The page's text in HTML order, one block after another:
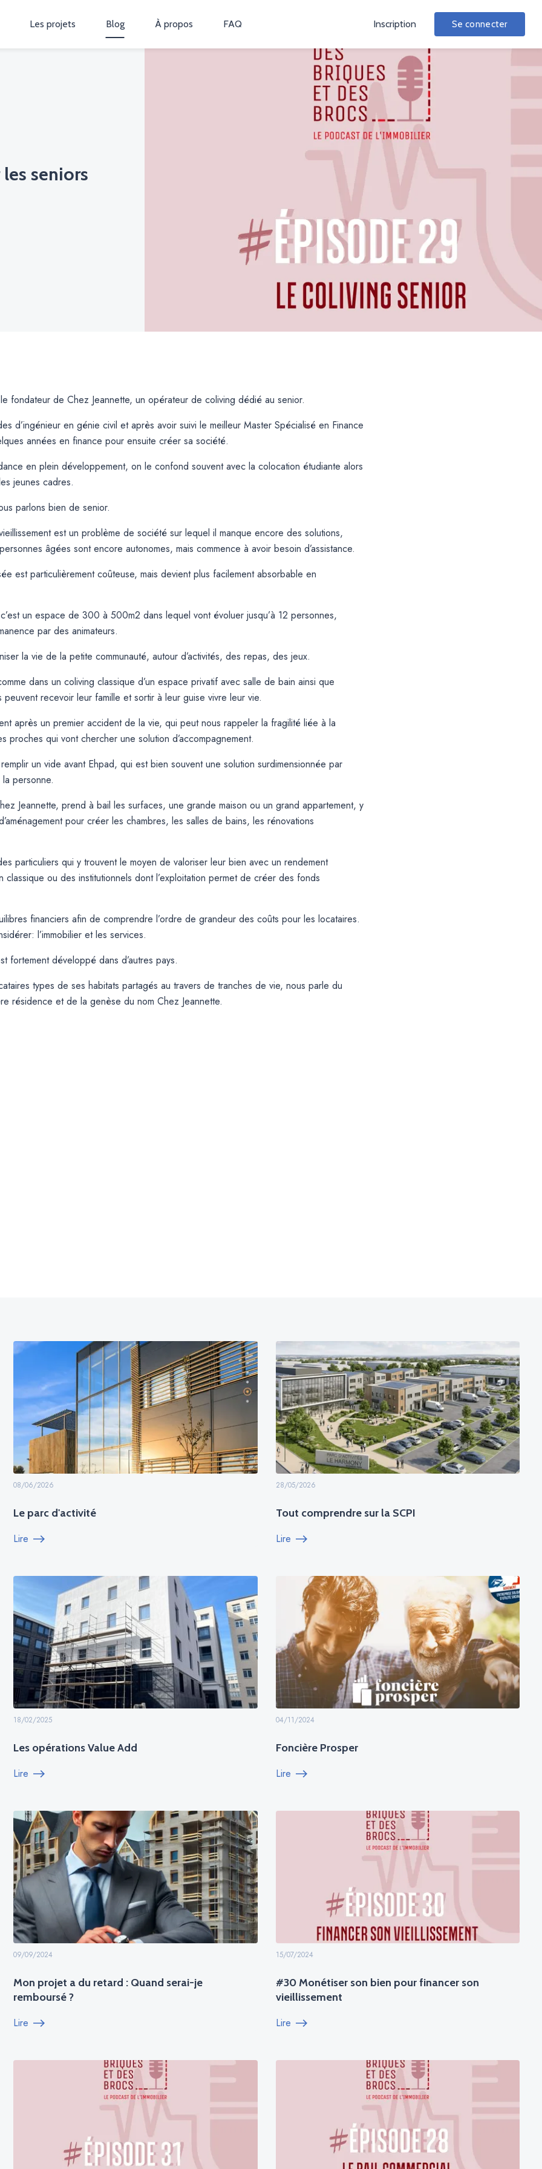
Les projets Blog À propos FAQ Inscription Se connecter
seniors
fondateur de Chez Jeannette, un opérateur de coliving dédié au senior.
d’ingénieur en génie civil et après avoir suivi le meilleur Master Spécialisé en Finance
années en finance pour ensuite créer sa société.
en plein développement, on le confond souvent avec la colocation étudiante alors
jeunes cadres.
parlons bien de senior.
est un problème de société sur lequel il manque encore des solutions,
âgées sont encore autonomes, mais commence à avoir besoin d’assistance.
est particulièrement coûteuse, mais devient plus facilement absorbable en
un espace de 300 à 500m2 dans lequel vont évoluer jusqu’à 12 personnes,
par des animateurs.
la vie de la petite communauté, autour d’activités, des repas, des jeux.
dans un coliving classique d’un espace privatif avec salle de bain ainsi que
peuvent recevoir leur famille et sortir à leur guise vivre leur vie.
après un premier accident de la vie, qui peut nous rappeler la fragilité liée à la
proches qui vont chercher une solution d’accompagnement.
un vide avant Ehpad, qui est bien souvent une solution surdimensionnée par
personne.
Jeannette, prend à bail les surfaces, une grande maison ou un grand appartement, y
pour créer les chambres, les salles de bains, les rénovations
particuliers qui y trouvent le moyen de valoriser leur bien avec un rendement
classique ou des institutionnels dont l’exploitation permet de créer des fonds
financiers afin de comprendre l’ordre de grandeur des coûts pour les locataires.
l’immobilier et les services.
fortement développé dans d’autres pays.
types de ses habitats partagés au travers de tranches de vie, nous parle du
résidence et de la genèse du nom Chez Jeannette.
08/06/2026
Le parc d'activité
Lire
28/05/2026
Tout comprendre sur la SCPI
Lire
18/02/2025
Les opérations Value Add
Lire
04/11/2024
Foncière Prosper
Lire
09/09/2024
Mon projet a du retard : Quand serai-je
remboursé ?
Lire
15/07/2024
#30 Monétiser son bien pour financer son
vieillissement
Lire